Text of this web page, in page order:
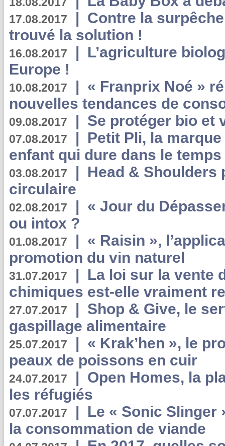
17.08.2017 | Contre la
trouvé la solution !
16.08.2017 | L’agriculture
Europe !
10.08.2017 | « Franprix Noé »
nouvelles tendances de
09.08.2017 | Se protéger bio et
07.08.2017 | Petit Pli, la
enfant qui dure dans le temps
03.08.2017 | Head & Shoulders
circulaire
02.08.2017 | « Jour du
ou intox ?
01.08.2017 | « Raisin »,
promotion du vin naturel
31.07.2017 | La loi sur la vente
chimiques est-elle vraiment
27.07.2017 | Shop & Give, le
gaspillage alimentaire
25.07.2017 | « Krak’hen », le
peaux de poissons en cuir
24.07.2017 | Open Homes, la
les réfugiés
07.07.2017 | Le « Sonic Slinger
la consommation de viande